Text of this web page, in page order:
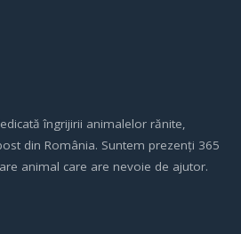
îngrijirii animalelor rănite,
din România. Suntem prezenți 365
animal care are nevoie de ajutor.